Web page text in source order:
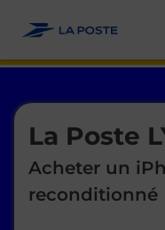
La Poste
Acheter un
reconditionné
Le lien s'ouvre dans